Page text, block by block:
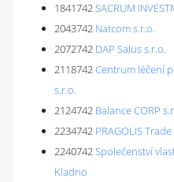
1841742SACRUM
2043742 Natcom s.r.o.
2072742 DAP Salus s.r.o.
2118742Centrum léčení
s.r.o.
2124742 Balance CORP
2234742 PRAGOLIS
2240742Společenství
Kladno